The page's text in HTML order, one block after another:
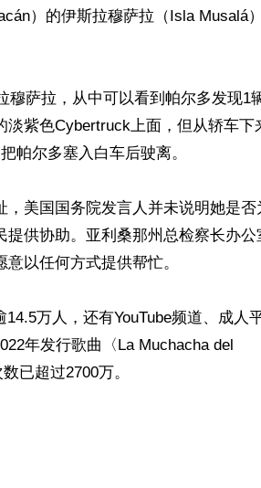
）的伊斯拉穆萨拉（Isla Musalá
穆萨拉，从中可以看到帕尔多发现1
紫色Cybertruck上面，但从轿车下
帕尔多塞入白车后驶离。
美国国务院发言人并未说明她是否
供协助。亚利桑那州总检察长办公
以任何方式提供帮忙。
万人，还有YouTube频道、成人
年发行歌曲〈La Muchacha del
已超过2700万。